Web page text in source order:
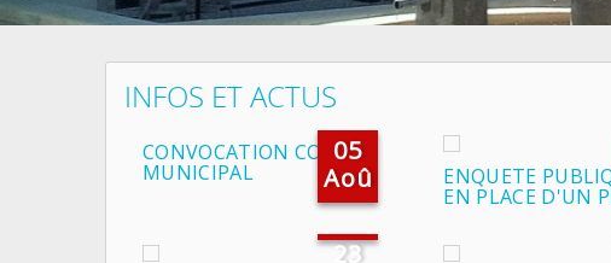
INFOS ET ACTUS
05
Aoû
CONVOCATION CONSEIL
MUNICIPAL ENQUETE
EN PLACE D'UN
23